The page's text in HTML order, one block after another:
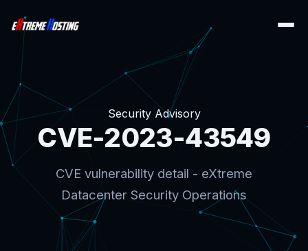
Security Advisory
CVE-2023-43549
CVE vulnerability detail - eXtreme
Datacenter Security Operations